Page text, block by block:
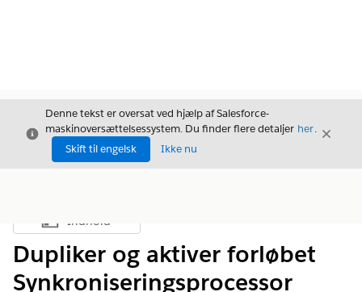
Luk
Denne tekst er oversat ved hjælp af Salesforce-
maskinoversættelsessystem. Du finder flere detaljer her.
Skift til engelsk
Ikke nu
Luk
Vis indholdsfortegnelse
Indhold
Dupliker og aktiver forløbet
Synkroniseringsprocessor